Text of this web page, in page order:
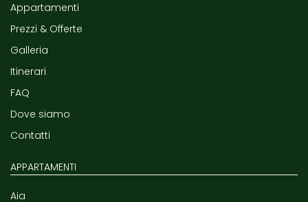
Appartamenti
Prezzi & Offerte
Galleria
Itinerari
FAQ
Dove siamo
Contatti
APPARTAMENTI
Aia